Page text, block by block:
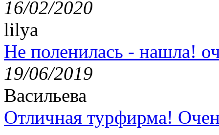
16/02/2020
lilya
Не поленилась - нашла!
19/06/2019
Васильева
Отличная турфирма!